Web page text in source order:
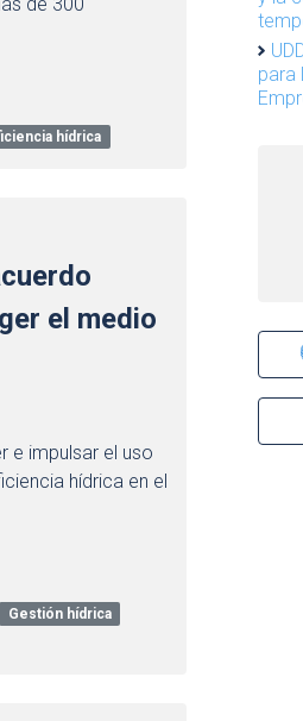
hídrica
el medio
e impulsar el uso
hídrica en el
Gestión hídrica
para